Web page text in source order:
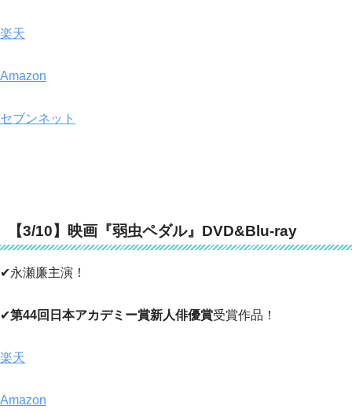
楽天
Amazon
セブンネット
【3/10】映画『弱虫ペダル』DVD&Blu-ray
✔永瀬廉主演！
✔第44回日本アカデミー賞新人俳優賞受賞作品！
楽天
Amazon